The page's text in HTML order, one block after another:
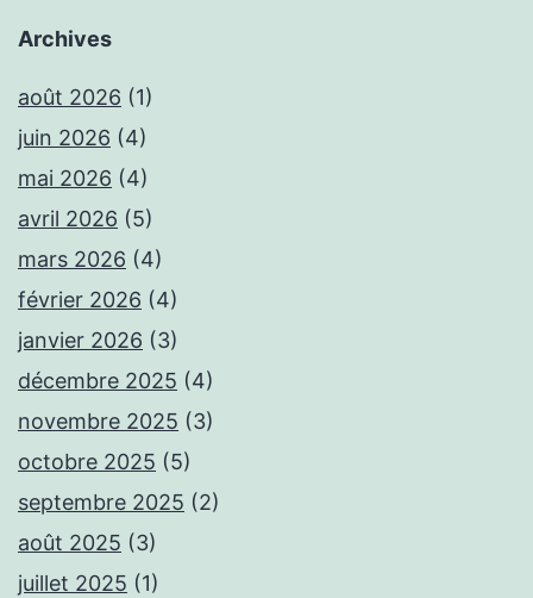
Archives
août 2026 (1)
juin 2026 (4)
mai 2026 (4)
avril 2026 (5)
mars 2026 (4)
février 2026 (4)
janvier 2026 (3)
décembre 2025 (4)
novembre 2025 (3)
octobre 2025 (5)
septembre 2025 (2)
août 2025 (3)
juillet 2025 (1)